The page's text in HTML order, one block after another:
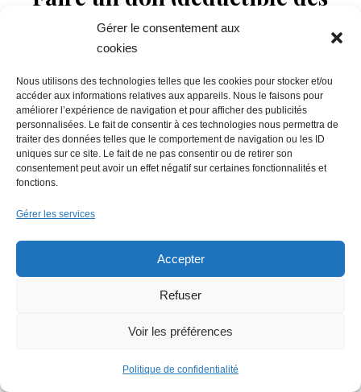
Gérer le consentement aux
cookies
Nous utilisons des technologies telles que les cookies pour stocker et/ou
accéder aux informations relatives aux appareils. Nous le faisons pour
améliorer l’expérience de navigation et pour afficher des publicités
personnalisées. Le fait de consentir à ces technologies nous permettra de
traiter des données telles que le comportement de navigation ou les ID
uniques sur ce site. Le fait de ne pas consentir ou de retirer son
consentement peut avoir un effet négatif sur certaines fonctionnalités et
fonctions.
Gérer les services
Accepter
Refuser
Voir les préférences
Politique de confidentialité
impôts) à Hello Gazette
Nantes
Faire un don
Rechercher :